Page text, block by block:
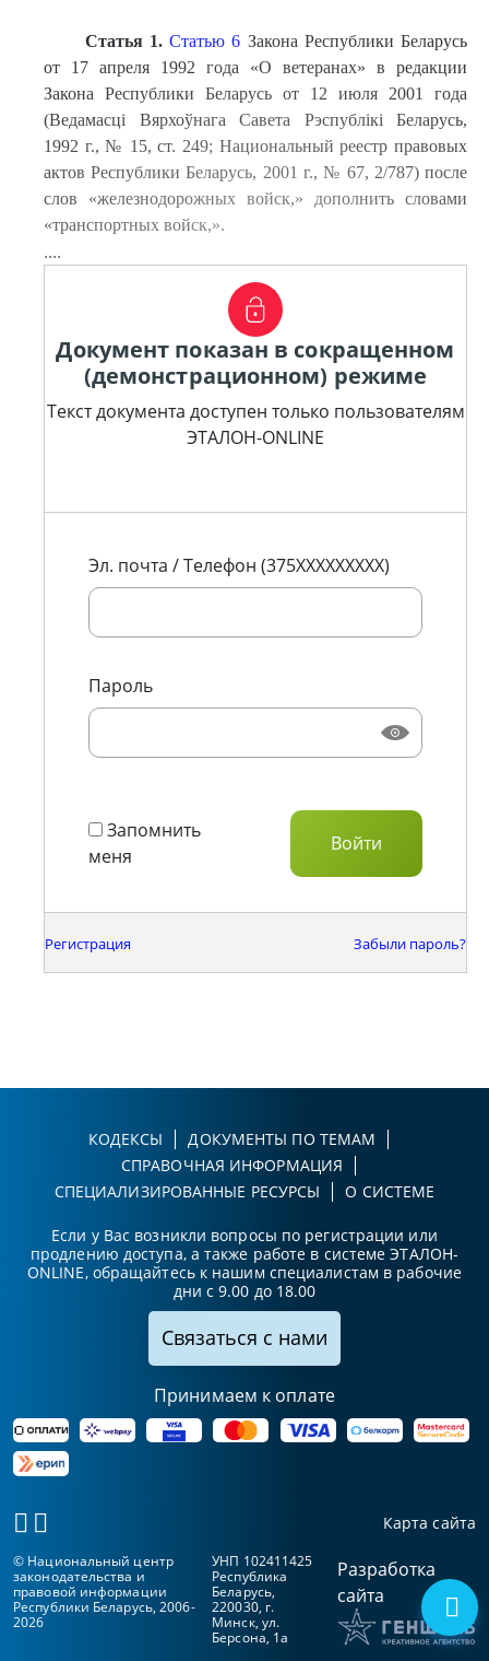
Статья 1. Статью 6 Закона Республики Беларусь
от 17 апреля 1992 года «О ветеранах» в редакции
Закона Республики Беларусь от 12 июля 2001 года
(Ведамасці Вярхоўнага Савета Рэспублікі Беларусь,
1992 г., № 15, ст. 249; Национальный реестр правовых
актов Республики Беларусь, 2001 г., № 67, 2/787) после
слов «железнодорожных войск,» дополнить словами
«транспортных войск,».
....
Документ показан в сокращенном
(демонстрационном) режиме
Текст документа доступен только пользователям
ЭТАЛОН-ONLINE
Эл. почта / Телефон (375XXXXXXXXX)
Пароль
Запомнить
меня
Регистрация Забыли пароль?
КОДЕКСЫ
ДОКУМЕНТЫ ПО ТЕМАМ
СПРАВОЧНАЯ ИНФОРМАЦИЯ
СПЕЦИАЛИЗИРОВАННЫЕ РЕСУРСЫ
О СИСТЕМЕ
Если у Вас возникли вопросы по регистрации или
продлению доступа, а также работе в системе ЭТАЛОН-
ONLINE, обращайтесь к нашим специалистам в рабочие
дни с 9.00 до 18.00
Связаться с нами
Принимаем к оплате
Карта сайта
© Национальный центр
законодательства и
правовой информации
Республики Беларусь, 2006-
2026
УНП 102411425
Республика
Беларусь,
220030, г.
Минск, ул.
Берсона, 1а
Разработка
сайта